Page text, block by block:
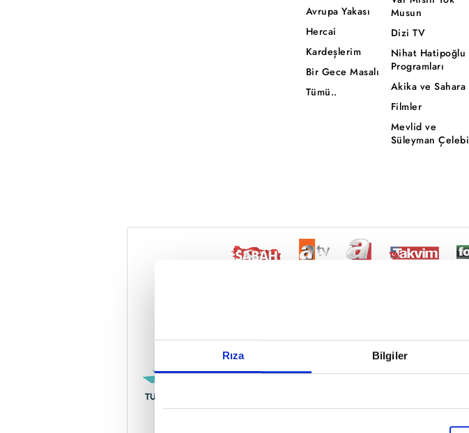
Rıza Bilgiler
Reddet
Avrupa Yakası
Hercai
Kardeşlerim
Bir Gece Masalı
Tümü..
Musun
Dizi TV
Nihat Hatipoğlu
Programları
Akika ve Sahara
Filmler
Mevlid ve
Süleyman Çelebi